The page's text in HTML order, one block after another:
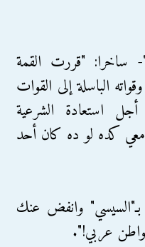
ساخرا: "قررت القمة
الباسلة إلى القوات
أجل استعادة الشرعية
معي كده لو ده كان أحد
وانفض عنك
عربي!".